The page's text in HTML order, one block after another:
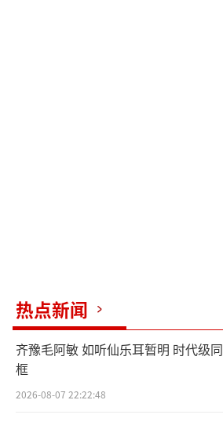
热点新闻
齐豫毛阿敏 如听仙乐耳暂明 时代级同
框
2026-08-07 22:22:48